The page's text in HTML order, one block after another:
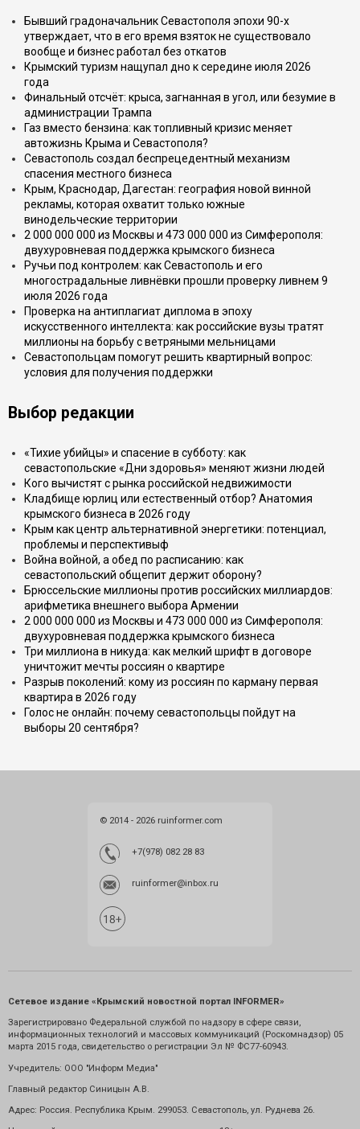
Бывший градоначальник Севастополя эпохи 90-х
утверждает, что в его время взяток не существовало
вообще и бизнес работал без откатов
Крымский туризм нащупал дно к середине июля 2026
года
Финальный отсчёт: крыса, загнанная в угол, или безумие в
администрации Трампа
Газ вместо бензина: как топливный кризис меняет
автожизнь Крыма и Севастополя?
Севастополь создал беспрецедентный механизм
спасения местного бизнеса
Крым, Краснодар, Дагестан: география новой винной
рекламы, которая охватит только южные
винодельческие территории
2 000 000 000 из Москвы и 473 000 000 из Симферополя:
двухуровневая поддержка крымского бизнеса
Ручьи под контролем: как Севастополь и его
многострадальные ливнёвки прошли проверку ливнем 9
июля 2026 года
Проверка на антиплагиат диплома в эпоху
искусственного интеллекта: как российские вузы тратят
миллионы на борьбу с ветряными мельницами
Севастопольцам помогут решить квартирный вопрос:
условия для получения поддержки
Выбор редакции
«Тихие убийцы» и спасение в субботу: как
севастопольские «Дни здоровья» меняют жизни людей
Кого вычистят с рынка российской недвижимости
Кладбище юрлиц или естественный отбор? Анатомия
крымского бизнеса в 2026 году
Крым как центр альтернативной энергетики: потенциал,
проблемы и перспективыф
Война войной, а обед по расписанию: как
севастопольский общепит держит оборону?
Брюссельские миллионы против российских миллиардов:
арифметика внешнего выбора Армении
2 000 000 000 из Москвы и 473 000 000 из Симферополя:
двухуровневая поддержка крымского бизнеса
Три миллиона в никуда: как мелкий шрифт в договоре
уничтожит мечты россиян о квартире
Разрыв поколений: кому из россиян по карману первая
квартира в 2026 году
Голос не онлайн: почему севастопольцы пойдут на
выборы 20 сентября?
© 2014 - 2026 ruinformer.com
+7(978) 082 28 83
ruinformer@inbox.ru
Сетевое издание «Крымский новостной портал INFORMER»
Зарегистрировано Федеральной службой по надзору в сфере связи,
информационных технологий и массовых коммуникаций (Роскомнадзор) 05
марта 2015 года, свидетельство о регистрации Эл № ФС77-60943.
Учредитель: ООО "Информ Медиа"
Главный редактор Синицын А.В.
Адрес: Россия. Республика Крым. 299053. Севастополь, ул. Руднева 26.